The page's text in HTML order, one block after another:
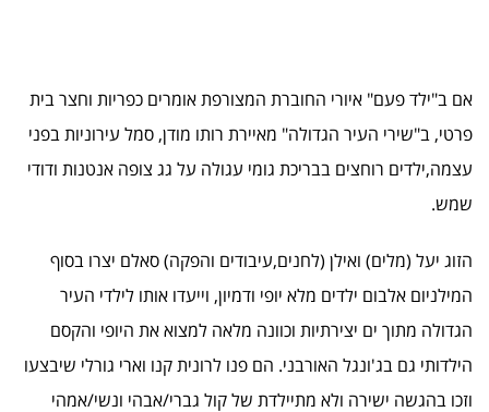
אם ב"ילד פעם" איורי החוברת המצורפת אומרים כפריות וחצר בית
פרטי, ב"שירי העיר הגדולה" מאיירת רותו מודן, סמל עירוניות בפני
עצמה,ילדים רוחצים בבריכת גומי עגולה על גג צופה אנטנות ודודי
שמש.
הזוג יעל (מלים) ואילן (לחנים,עיבודים והפקה) סאלם יצרו בסוף
המילניום אלבום ילדים מלא יופי ודמיון, וייעדו אותו לילדי העיר
הגדולה מתוך ים יצירתיות וכוונה מלאה למצוא את היופי והקסם
הילדותי גם בג'ונגל האורבני. הם פנו לרונית קנו וארי גורלי שיבצעו
וזכו בהגשה ישירה ולא מתיילדת של קול גברי/אבהי ונשי/אמהי